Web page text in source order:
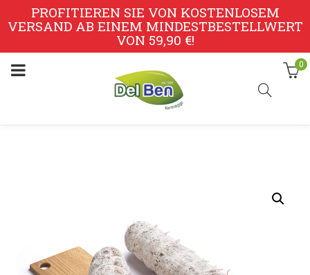
PROFITIEREN SIE VON KOSTENLOSEM
VERSAND AB EINEM MINDESTBESTELLWERT
VON 59,90 €!
0